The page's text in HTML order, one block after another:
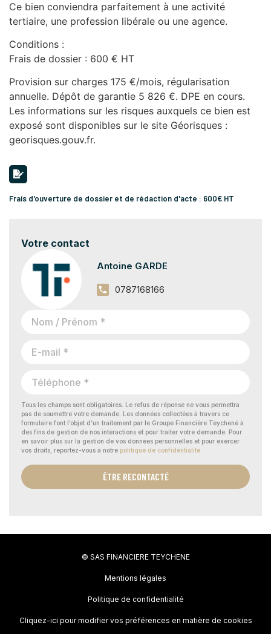
Ce bien conviendra parfaitement à une activité
tertiaire, une profession libérale ou une agence.
Conditions :
Frais de dossier : 600 € HT
Provision sur charges 175 €/mois, régularisation
annuelle. Dépôt de garantie 5 826 €. DPE en cours.
Les informations sur les risques auxquels ce bien est
exposé sont disponibles sur le site Géorisques :
georisques.gouv.fr.
Frais d'ouverture de dossier et de rédaction d'acte : 600€ HT
Votre contact
Antoine GARDE
0787168166
Tous les champs sont obligatoires. Le refus de réponse ne vous permettra
pas de soumettre votre demande. Les données collectées à travers ce
formulaire font l’objet d’un traitement par le Groupe Financière Teychené à
des fins de gestion de nos interactions et pour traiter votre demande. Pour
en savoir plus sur la gestion de vos données personnelles et pour exercer
vos droits, reportez-vous à notre politique de confidentialité.
ÊTRE RECONTACTÉ
© SAS FINANCIERE TEYCHENE
Mentions légales
Politique de confidentialité
Cliquez-ici pour modifier vos préférences en matière de cookies